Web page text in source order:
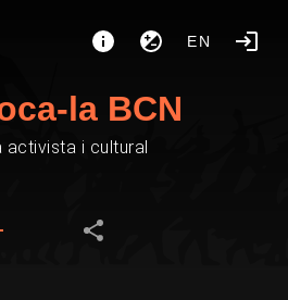
EN
la BCN
activista i cultural